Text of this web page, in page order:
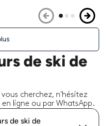
de ski de
cherchez, n'hésitez
ligne ou par WhatsApp.
de ski de